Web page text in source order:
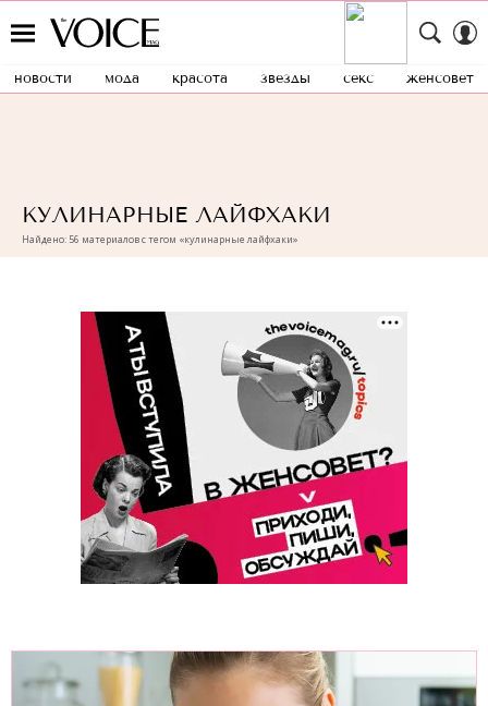
новости мода красота звезды секс женсовет
КУЛИНАРНЫЕ ЛАЙФХАКИ
Найдено: 56 материалов с тегом «кулинарные лайфхаки»